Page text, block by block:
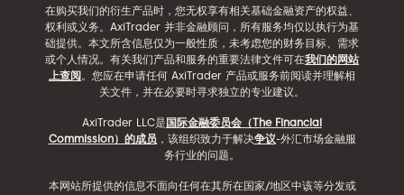
在购买我们的衍生产品时，您无权享有相关基础金融资产的权益、
权利或义务。AxiTrader 并非金融顾问，所有服务均仅以执行为基
础提供。本文所含信息仅为一般性质，未考虑您的财务目标、需求
或个人情况。有关我们产品和服务的重要法律文件可在我们的网站
上查阅。您应在申请任何 AxiTrader 产品或服务前阅读并理解相
关文件，并在必要时寻求独立的专业建议。
AxiTrader LLC是国际金融委员会（The Financial
Commission）的成员 ，该组织致力于解决争议-外汇市场金融服
务行业的问题。
本网站所提供的信息不面向任何在其所在国家/地区中该等分发或